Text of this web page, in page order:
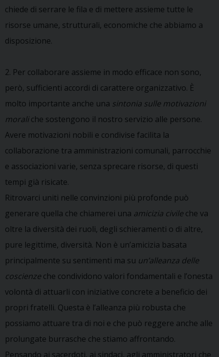
chiede di serrare le fila e di mettere assieme tutte le
risorse umane, strutturali, economiche che abbiamo a
disposizione.
2. Per collaborare assieme in modo efficace non sono,
però, sufficienti accordi di carattere organizzativo. È
molto importante anche una sintonia sulle motivazioni
moraliche sostengono il nostro servizio alle persone.
Avere motivazioni nobili e condivise facilita la
collaborazione tra amministrazioni comunali, parrocchie
e associazioni varie, senza sprecare risorse, di questi
tempi già risicate.
Ritrovarci uniti nelle convinzioni più profonde può
generare quella che chiamerei una amicizia civile che va
oltre la diversità dei ruoli, degli schieramenti o di altre,
pure legittime, diversità. Non è un’amicizia basata
principalmente su sentimenti ma su un’alleanza delle
coscienze che condividono valori fondamentali e l’onesta
volontà di attuarli con iniziative concrete a beneficio dei
propri fratelli. Questa è l’alleanza più robusta che
possiamo attuare tra di noi e che può reggere anche alle
prolungate burrasche che stiamo affrontando.
Pensando ai sacerdoti, ai sindaci, agli amministratori che